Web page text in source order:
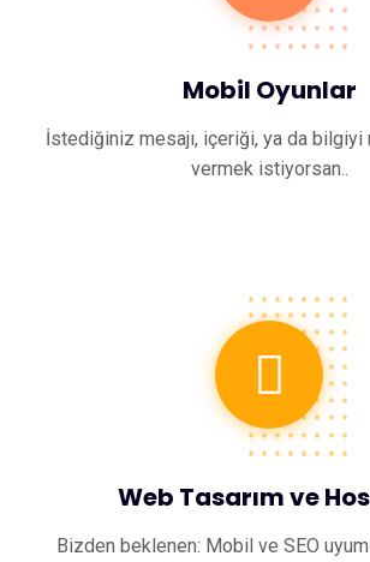
Mobil Oyunlar
İstediğiniz mesajı, içeriği, ya da bilgiyi
vermek istiyorsan..
Web Tasarım ve
Bizden beklenen: Mobil ve SEO